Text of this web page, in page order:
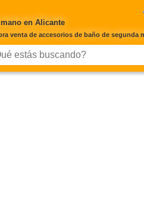
en Alicante
venta de accesorios de baño de segunda